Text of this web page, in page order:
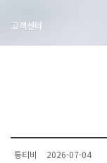
고객센터
통티비 2026-07-04